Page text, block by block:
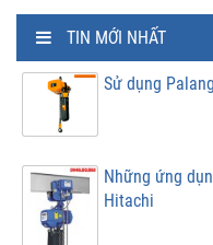
TIN MỚI NHẤT
Sử dụng
Những ứng
Hitachi